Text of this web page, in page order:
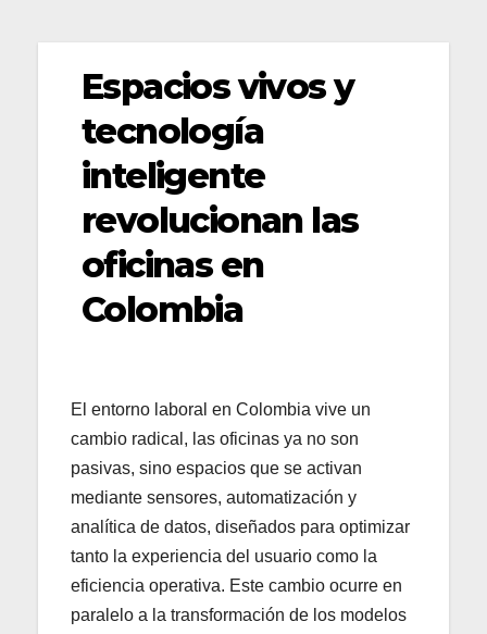
Espacios vivos y
tecnología
inteligente
revolucionan las
oficinas en
Colombia
El entorno laboral en Colombia vive un
cambio radical, las oficinas ya no son
pasivas, sino espacios que se activan
mediante sensores, automatización y
analítica de datos, diseñados para optimizar
tanto la experiencia del usuario como la
eficiencia operativa. Este cambio ocurre en
paralelo a la transformación de los modelos